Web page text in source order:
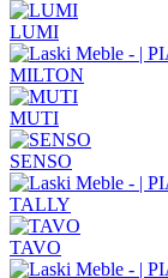
LUMI
MILTON
MUTI
SENSO
TALLY
TAVO